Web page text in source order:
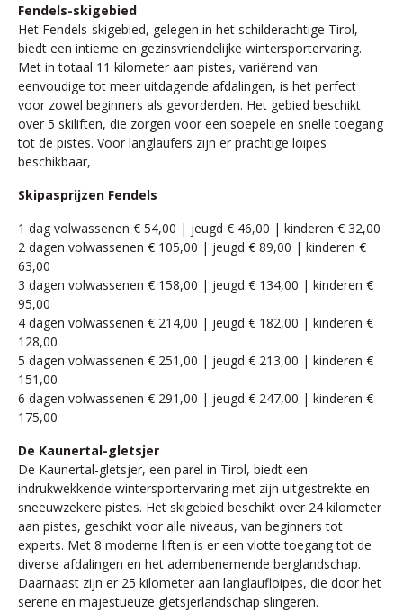
Fendels-skigebied
Het Fendels-skigebied, gelegen in het schilderachtige Tirol,
biedt een intieme en gezinsvriendelijke wintersportervaring.
Met in totaal 11 kilometer aan pistes, variërend van
eenvoudige tot meer uitdagende afdalingen, is het perfect
voor zowel beginners als gevorderden. Het gebied beschikt
over 5 skiliften, die zorgen voor een soepele en snelle toegang
tot de pistes. Voor langlaufers zijn er prachtige loipes
beschikbaar,
Skipasprijzen Fendels
1 dag volwassenen € 54,00 | jeugd € 46,00 | kinderen € 32,00
2 dagen volwassenen € 105,00 | jeugd € 89,00 | kinderen €
63,00
3 dagen volwassenen € 158,00 | jeugd € 134,00 | kinderen €
95,00
4 dagen volwassenen € 214,00 | jeugd € 182,00 | kinderen €
128,00
5 dagen volwassenen € 251,00 | jeugd € 213,00 | kinderen €
151,00
6 dagen volwassenen € 291,00 | jeugd € 247,00 | kinderen €
175,00
De Kaunertal-gletsjer
De Kaunertal-gletsjer, een parel in Tirol, biedt een
indrukwekkende wintersportervaring met zijn uitgestrekte en
sneeuwzekere pistes. Het skigebied beschikt over 24 kilometer
aan pistes, geschikt voor alle niveaus, van beginners tot
experts. Met 8 moderne liften is er een vlotte toegang tot de
diverse afdalingen en het adembenemende berglandschap.
Daarnaast zijn er 25 kilometer aan langlaufloipes, die door het
serene en majestueuze gletsjerlandschap slingeren.